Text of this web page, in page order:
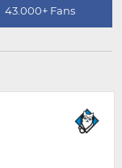
43.000+ Fans